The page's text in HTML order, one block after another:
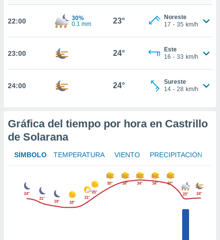
En
el sitio
ni para
o
aunque
Puedes
acceder a
22:00
30%
0.1 mm
23°
Noreste
17 - 35 km/h
23:00 24°
Este
16 - 33 km/h
24:00 24°
Sureste
14 - 28 km/h
Gráfica del tiempo por hora en Castrillo
de Solarana
SÍMBOLO TEMPERATURA VIENTO PRECIPITACIÓN
24°
21°
19° 18°
21°
25°
30° 34° 34° 34° 32°
23° 24°